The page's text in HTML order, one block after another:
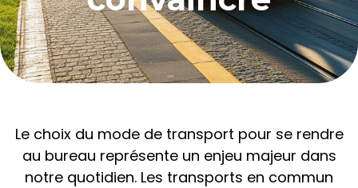
Le choix du mode de transport pour se rendre
au bureau représente un enjeu majeur dans
notre quotidien. Les transports en commun